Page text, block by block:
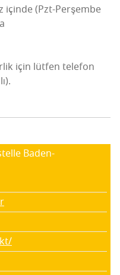
için­de (Pzt-Per­şem­be
için lüt­fen tele­fon
Baden-